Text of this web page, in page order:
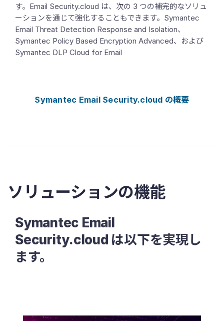
す。Email Security.cloud は、次の 3 つの補完的なソリュ
ーションを通じて強化することもできます。Symantec
Email Threat Detection Response and Isolation、
Symantec Policy Based Encryption Advanced、および
Symantec DLP Cloud for Email
Symantec Email Security.cloud の概要
ソリューションの機能
Symantec Email
Security.cloud は以下を実現し
ます。